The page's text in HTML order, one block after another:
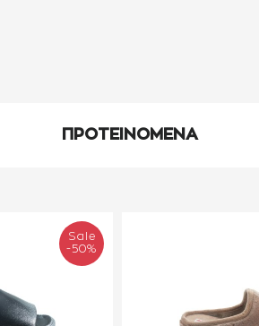
ΠΡΟΤΕΙΝΟΜΕΝΑ
Sale
-50%